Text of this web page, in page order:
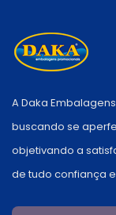
A Daka
buscando se
objetivando a
de tudo confiança